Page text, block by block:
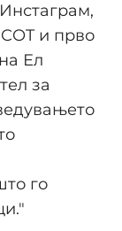
и прво
Ел
за
го